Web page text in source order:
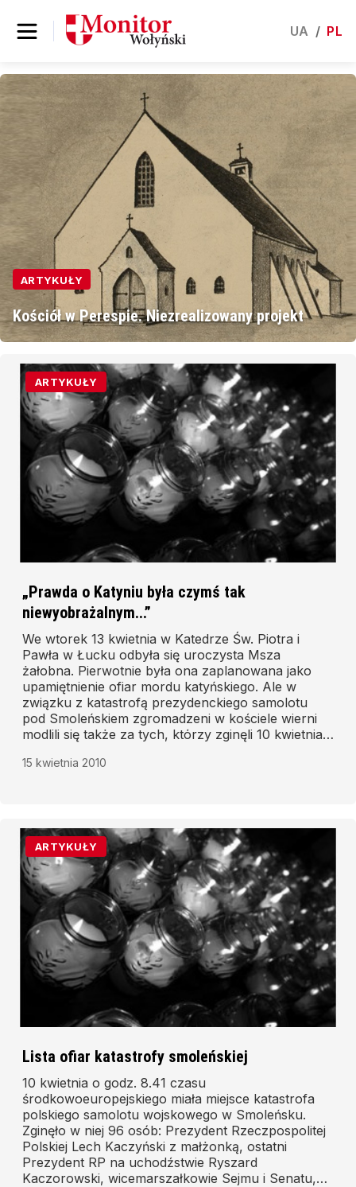
UA / PL
ARTYKUŁY
Kościół w Perespie. Niezrealizowany projekt
ARTYKUŁY
„Prawda o Katyniu była czymś tak
niewyobrażalnym...”
We wtorek 13 kwietnia w Katedrze Św. Piotra i
Pawła w Łucku odbyła się uroczysta Msza
żałobna. Pierwotnie była ona zaplanowana jako
upamiętnienie ofiar mordu katyńskiego. Ale w
związku z katastrofą prezydenckiego samolotu
pod Smoleńskiem zgromadzeni w kościele wierni
modlili się także za tych, ktόrzy zginęli 10 kwietnia
15 kwietnia 2010
ARTYKUŁY
Lista ofiar katastrofy smoleńskiej
10 kwietnia o godz. 8.41 czasu
środkowoeuropejskiego miała miejsce katastrofa
polskiego samolotu wojskowego w Smoleńsku.
Zginęło w niej 96 osób: Prezydent Rzeczpospolitej
Polskiej Lech Kaczyński z małżonką, ostatni
Prezydent RP na uchodźstwie Ryszard
Kaczorowski, wicemarszałkowie Sejmu i Senatu,